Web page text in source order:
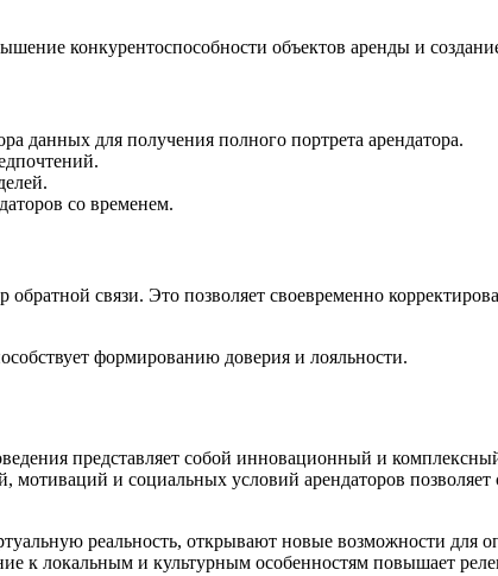
конкурентоспособности объектов аренды и
данных для получения полного портрета арендатора.
со временем.
связи. Это позволяет своевременно
формированию доверия и лояльности.
представляет собой инновационный и
и социальных условий арендаторов позволяет
реальность, открывают новые возможности для
локальным и культурным особенностям повышает